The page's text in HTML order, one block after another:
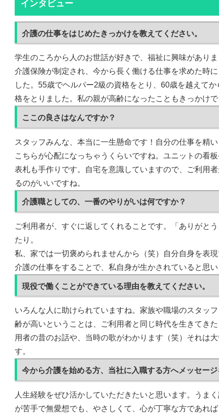
インタビュー
介護の仕事をはじめたきっかけを教えてください。
学生のころから人のお世話が好きで、福祉に興味があり
介護保険が制定され、今から長く働ける仕事を求めた時
した。55歳でヘルパー2級の資格をとり、60歳を越えて
格をとりました。私の親が高齢になったこともきっかけ
ここの良さはなんですか？
スタッフみんな、本当に一生懸命です！自分の仕事を精
こちらが心配になっちゃうくらいですね。ユニットの看
表札も手作りです。自宅を意識していますので、ご利用
るのがいいですね。
介護職としての、一番のやりがいは何ですか？
ご利用者が、すぐに返してくれることです。「ありがと
たり。
私、家では一切褒められませんから（笑）自分自身を表
介護の仕事をすることで、私自身が生かされていると思
現役で働くことができている理由を教えてください。
いろんな人に助けられていますね。家族や職場のスタッ
齢が高いということは、ご利用者と同じ時代を生きてき
用者の昔のお話や、当時の歌がわかります（笑）それは
す。
今から介護を始める方、当社に入職する方へメッセー
人生経験をぜひ活かしていただきたいと思います。うま
が苦手で無愛想でも、やさしくて、心が丁寧な方であれ